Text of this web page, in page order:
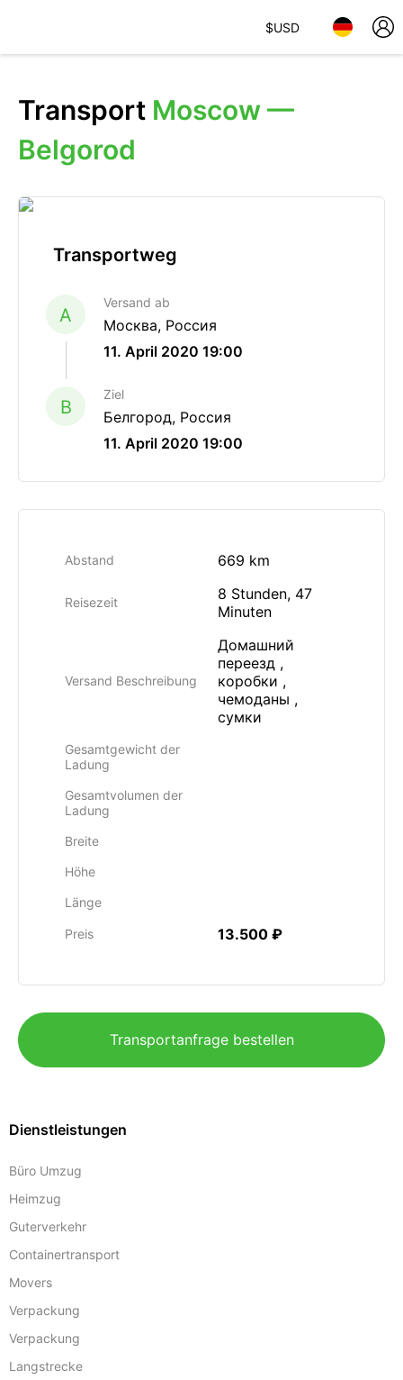
$USD
Transport Moscow —
Belgorod
Transportweg
A
Versand ab
Москва, Россия
11. April 2020 19:00
B
Ziel
Белгород, Россия
11. April 2020 19:00
Abstand 669 km
Reisezeit
8 Stunden, 47
Minuten
Versand Beschreibung
Домашний
переезд ,
коробки ,
чемоданы ,
сумки
Gesamtgewicht der
Ladung
Gesamtvolumen der
Ladung
Breite
Höhe
Länge
Preis 13.500 ₽
Transportanfrage bestellen
Dienstleistungen
Büro Umzug
Heimzug
Guterverkehr
Containertransport
Movers
Verpackung
Verpackung
Langstrecke